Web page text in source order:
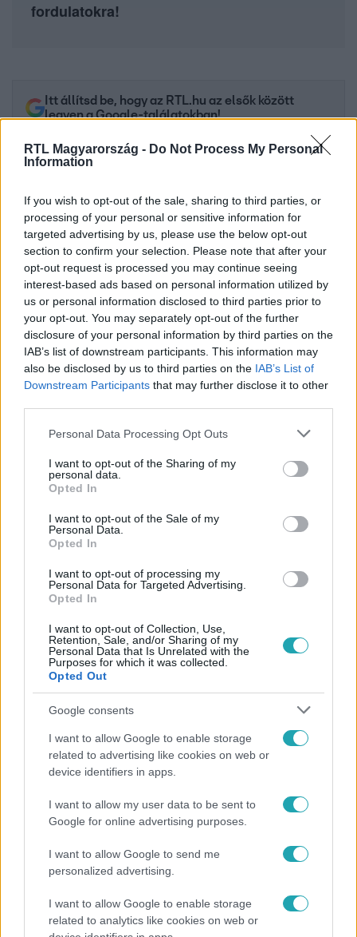
RTL Magyarország - Do Not Process My Personal
Information
If you wish to opt-out of the sale, sharing to third parties, or
processing of your personal or sensitive information for
targeted advertising by us, please use the below opt-out
section to confirm your selection. Please note that after your
opt-out request is processed you may continue seeing
interest-based ads based on personal information utilized by
us or personal information disclosed to third parties prior to
your opt-out. You may separately opt-out of the further
disclosure of your personal information by third parties on the
IAB’s list of downstream participants. This information may
also be disclosed by us to third parties on the IAB’s List of
Downstream Participants that may further disclose it to other
Please note that this website/app uses one or more Google
not limited to your visit or usage behaviour. You may click to
grant or deny consent to Google and its third-party tags to
use your data for below specified purposes in below Google
consent section.
Personal Data Processing Opt Outs
I want to opt-out of the Sharing of my
personal data.
Opted In
I want to opt-out of the Sale of my
Personal Data.
Opted In
I want to opt-out of processing my
Personal Data for Targeted Advertising.
Opted In
I want to opt-out of Collection, Use,
Retention, Sale, and/or Sharing of my
Personal Data that Is Unrelated with the
Purposes for which it was collected.
Opted Out
Google consents
I want to allow Google to enable storage
related to advertising like cookies on web or
device identifiers in apps.
I want to allow my user data to be sent to
Google for online advertising purposes.
I want to allow Google to send me
personalized advertising.
I want to allow Google to enable storage
related to analytics like cookies on web or
fordulatokra!
Itt állítsd be, hogy az RTL.hu az elsők között
legyen a Google-találatokban!
Kövess minket, és értesülj a friss hírekről a
Facebookon is!
Követem
NYERŐ PÁROS
VASTAG CSABA # FESZÜLTSÉG
HROVATIN CSENGE
EXKLUZÍV INTERJÚ # ELŐZETES
Népszerű